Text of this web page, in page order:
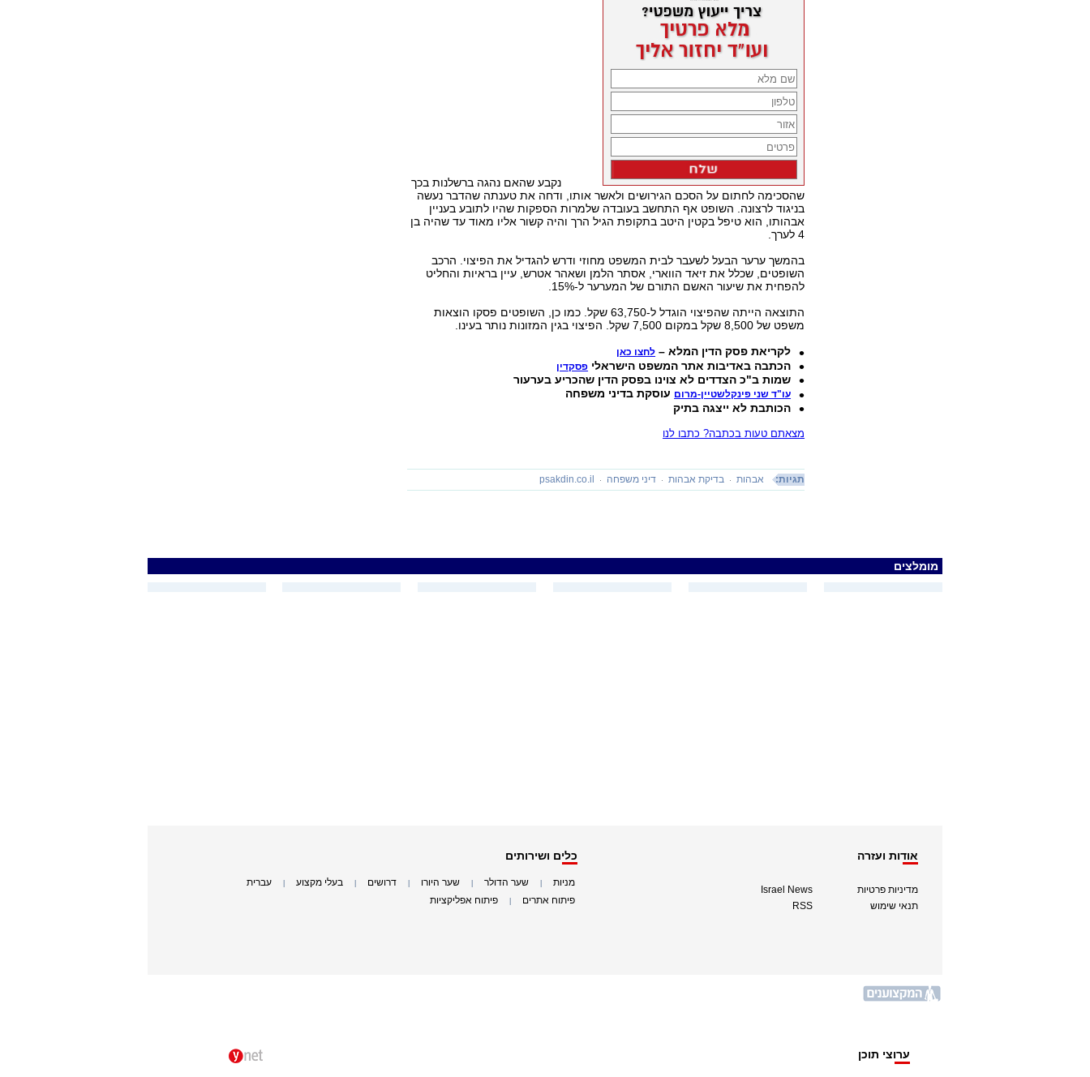
נקבע שהאם נהגה ברשלנות בכך
שהסכימה לחתום על הסכם הגירושים ולאשר אותו, ודחה את טענתה שהדבר נעשה
בניגוד לרצונה. השופט אף התחשב בעובדה שלמרות הספקות שהיו לתובע בעניין
אבהותו, הוא טיפל בקטין היטב בתקופת הגיל הרך והיה קשור אליו מאוד עד שהיה בן
4 לערך.
בהמשך ערער הבעל לשעבר לבית המשפט מחוזי ודרש להגדיל את הפיצוי. הרכב
השופטים, שכלל את זיאד הווארי, אסתר הלמן ושאהר אטרש, עיין בראיות והחליט
להפחית את שיעור האשם התורם של המערער ל-15%.
התוצאה הייתה שהפיצוי הוגדל ל-63,750 שקל. כמו כן, השופטים פסקו הוצאות
משפט של 8,500 שקל במקום 7,500 שקל. הפיצוי בגין המזונות נותר בעינו.
לקריאת פסק הדין המלא – לחצו כאן
הכתבה באדיבות אתר המשפט הישראלי פסקדין
שמות ב"כ הצדדים לא צוינו בפסק הדין שהכריע בערעור
עו"ד שני פינקלשטיין-מרום עוסקת בדיני משפחה
הכותבת לא ייצגה בתיק
מצאתם טעות בכתבה? כתבו לנו
תגיות: אבהות בדיקת אבהות דיני משפחה psakdin.co.il
מומלצים
אודות ועזרה
מדיניות פרטיות
תנאי שימוש
Israel News
RSS
כלים ושירותים
מניות שער הדולר שער היורו דרושים בעלי מקצוע עברית
פיתוח אתרים פיתוח אפליקציות
ערוצי תוכן